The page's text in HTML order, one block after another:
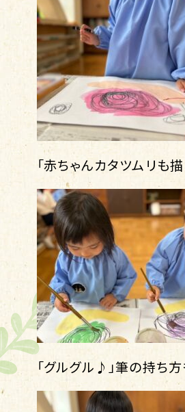
「赤ちゃんカタツムリも描
「グルグル♪」筆の持ち方